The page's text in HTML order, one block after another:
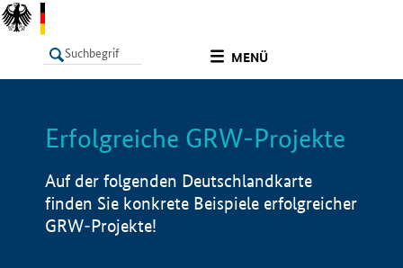
MENÜ
LISTE Info
Erfolgreiche GRW-Projekte
Auf der folgenden Deutschlandkarte
finden Sie konkrete Beispiele erfolgreicher
GRW-Projekte!